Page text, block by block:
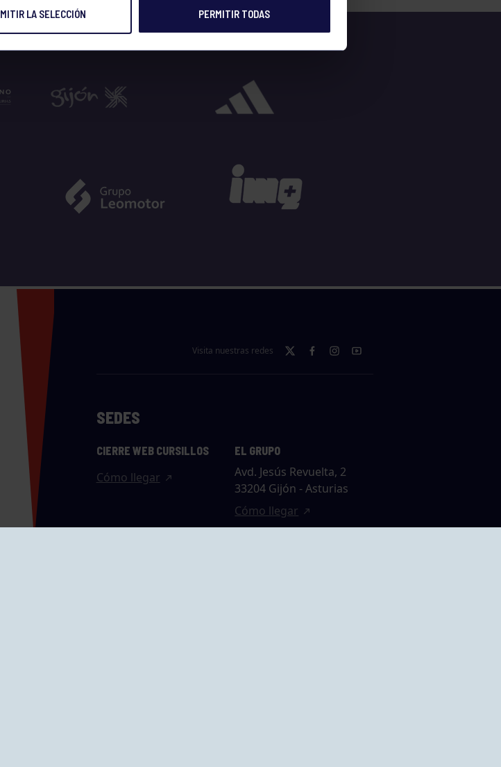
LA SELECCIÓN PERMITIR TODAS
Visita nuestras redes
SEDES
CIERRE WEB CURSILLOS
Cómo llegar
EL GRUPO
Avd. Jesús Revuelta, 2
33204 Gijón - Asturias
Cómo llegar